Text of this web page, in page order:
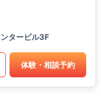
タービル3F
体験・相談予約